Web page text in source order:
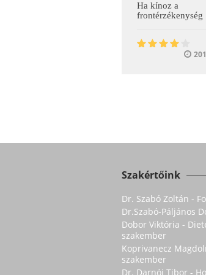
Ha kínoz a
frontérzékenység
Szakértőink
Dr. Szabó Zoltán -
Dr.Szabó-Páljános
Dobor Viktória -
szakember
Koprivanecz
szakember
Dr. Darnói Tibor -